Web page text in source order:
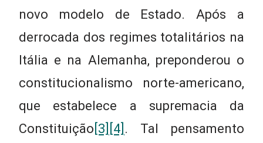
novo modelo de Estado. Após a
derrocada dos regimes totalitários na
Itália e na Alemanha, preponderou o
constitucionalismo norte-americano,
que estabelece a supremacia da
Constituição [3] [4] . Tal pensamento